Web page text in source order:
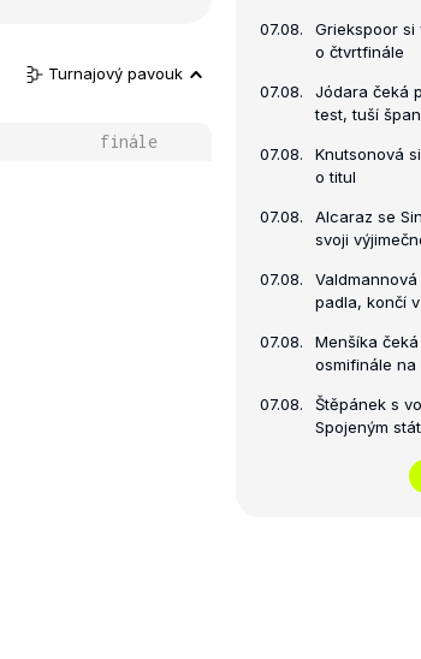
Turnajový pavouk
finále
07.08.
Griekspoor si
o čtvrtfinále
07.08.
Jódara čeká
test, tuší
07.08.
Knutsonová
o titul
07.08.
Alcaraz se
svoji
07.08.
padla, končí
07.08.
Menšíka
osmifinále na
07.08.
Štěpánek s
Spojeným